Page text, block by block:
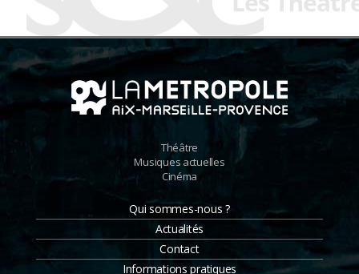
Théâtre
Musiques actuelles
Cinéma
Qui sommes-nous ?
Actualités
Contact
Informations pratiques